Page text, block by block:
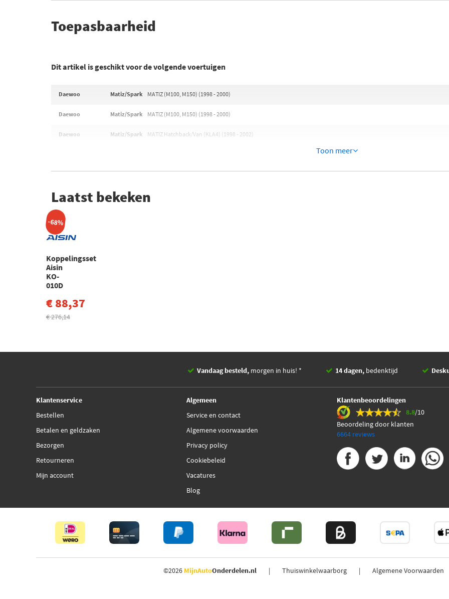
Toepasbaarheid
Dit artikel is geschikt voor de volgende voertuigen
Daewoo Matiz/Spark MATIZ (M100, M150) (1998 - 2000)
Daewoo Matiz/Spark MATIZ (M100, M150) (1998 - 2000)
Daewoo Matiz/Spark MATIZ Hatchback/Van (KLA4) (1998 - 2002)
Toon meer
Laatst bekeken
-68%
Koppelingsset
Aisin
KO-
010D
€ 88,37
€ 276,14
Vandaag besteld, morgen in huis! * 14 dagen, bedenktijd
Klantenservice
Bestellen
Betalen en geldzaken
Bezorgen
Retourneren
Mijn account
Algemeen
Service en contact
Algemene voorwaarden
Privacy policy
Cookiebeleid
Vacatures
Blog
Klantenbeoordelingen
8.8/10
Beoordeling door klanten
6664 reviews
©2026 MijnAutoOnderdelen.nl Thuiswinkelwaarborg Algemene Voorwaarden